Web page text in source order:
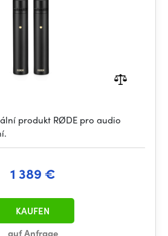
produkt RØDE pro audio
1 389 €
auf Anfrage
KAUFEN